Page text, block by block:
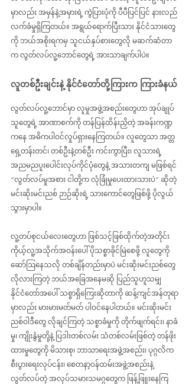
မှာလည်း အမှန်နဲ့အမှားရဲ့ ကွဲပြားပုံကို ပီပီပြင်ပြင် နားလည်
လက်ခံမှုရှိကြတယ်။ အရွယ်ရောက်ပြီးသား နိုင်ငံသားတွေ
ကို ဘယ်အစိုးရကမှ သူငယ်နှပ်စားတွေလို မဆက်ဆံတာ
က လွတ်လပ်လူ့ဘောင်တွေရဲ့ အားသာချက်ပါပဲ။
လူတစ်ဦးချင်းနဲ့ နိုင်ငံတော်တို့ကြားက ကြားခံနယ်
လွတ်လပ်လူ့ဘောင်မှာ လူမှုအဖွဲ့အစည်းတွေဟာ အုပ်ချုပ်
သူတွေရဲ့ အာဏာစက်ကို တန်ပြန်ထိန်းညှိတဲ့ အခန်းကဏ္ဍ
ကနေ အဓိကပါဝင်လှုပ်ရှားနေကြတယ်။ လူတွေသာ အတ္တ
ရှေ့တန်းတင်၊ တစ်ဦးနဲ့တစ်ဦး ကင်းကွာပြီး၊ လူသားရဲ့
အညမညပူးပေါင်းလုပ်ကိုင်ပုံတွေနဲ့ အသားတကျ မဖြစ်ရင်
“လွတ်လပ်မှုအစား ငါတို့က လုံခြုံမှုပေးထားသားပဲ” ဆိုတဲ့
မင်းဆိုးမင်းညစ် ဉာဉ်ဆိုးရဲ့ သားကောင်တွေဖြစ်ဖို့ ပိုလွယ်
သွားမှာပါ။
လူ့တပ်စုငယ်လေးတွေဟာ ဖြစ်သင့်ဖြစ်ထိုက်တဲ့အတိုင်း
ကိုယ့်လူ့အသိုက်အဝန်းပေါ် ပိုသစ္စာခိုင်မြဲစေဖို့ လူတွေကို
ဆော်ဩနေသလို တစ်ချိန်တည်းမှာပဲ မင်းဆိုးမင်းညစ်တွေ
လိုလားကြတဲ့ ဘယ်အခြေအနေမဆို ပြည်သူဟူသမျှ
နိုင်ငံတော်အပေါ် သစ္စာရှိကြေးဆိုတာကို ဆန့်ကျင်အန်တုရာ
မှာလည်း မားမားမတ်မတ် ပါဝင်နေပါတယ်။ မင်းဆိုးမင်း
ညစ်ဝါဒီတွေ လိုချင်ကြတဲ့ သစ္စာခံမှုကို တိုက်ဖျက်ရင်း၊ နာခံ
မှု၊ ကျိုးနွံမှုတို့နဲ့ ပြဒါးတစ်လမ်း သံတစ်လမ်းဖြစ်တဲ့ တန်ဖိုး
ထားမှုတွေကို မိသားစု၊ ဘာသာရေးအဖွဲ့အစည်း၊ ပုဂ္ဂလိက
စီးပွားရေးလုပ်ငန်း၊ စေတနာ့ဝန်ထမ်းအဖွဲ့အစည်းနဲ့
လွတ်လပ်တဲ့ အလုပ်သမားသမဂ္ဂတွေက ဖြန့်ဖြူးနေကြ